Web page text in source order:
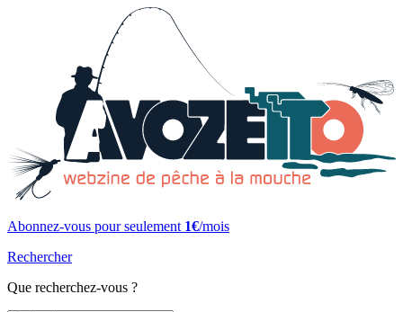
Abonnez-vous pour seulement 1€/mois
Rechercher
Que recherchez-vous ?